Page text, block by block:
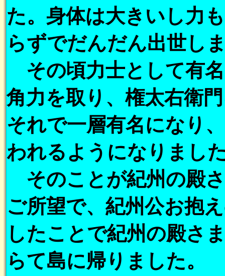
た。身体は大きいし力
らずでだんだん出世し
その頃力士として有
角力を取り、権太右衛
それで一層有名になり
われるようになりまし
そのことが紀州の殿
ご所望で、紀州公お抱
したことで紀州の殿さ
らて島に帰りました。